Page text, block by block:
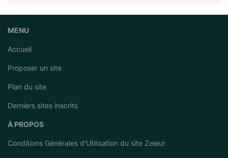
MENU
Accueil
Proposer un site
Plan du site
Derniers sites inscrits
À PROPOS
Conditions Générales d'Utilisation du site Zeleur